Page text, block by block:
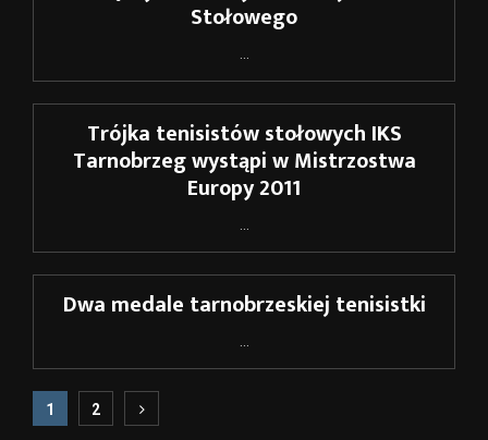
Stołowego
...
Trójka tenisistów stołowych IKS
Tarnobrzeg wystąpi w Mistrzostwa
Europy 2011
...
Dwa medale tarnobrzeskiej tenisistki
...
Stronicowanie
1 2